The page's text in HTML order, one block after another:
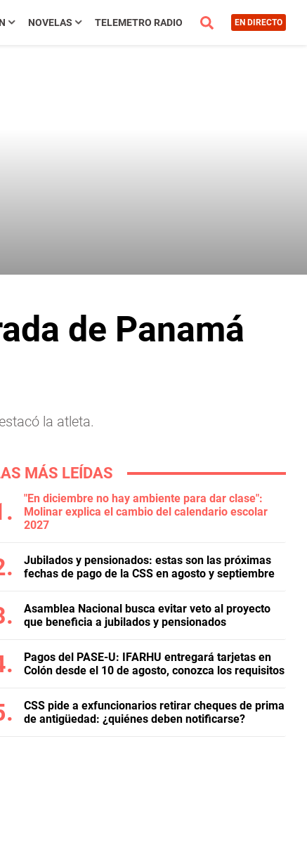
NOVELAS TELEMETRO RADIO EN DIRECTO
de Panamá
la atleta.
MÁS LEÍDAS
"En diciembre no hay ambiente para dar clase":
Molinar explica el cambio del calendario escolar
2027
Jubilados y pensionados: estas son las próximas
fechas de pago de la CSS en agosto y septiembre
Asamblea Nacional busca evitar veto al proyecto
que beneficia a jubilados y pensionados
Pagos del PASE-U: IFARHU entregará tarjetas en
Colón desde el 10 de agosto, conozca los requisitos
CSS pide a exfuncionarios retirar cheques de prima
de antigüedad: ¿quiénes deben notificarse?